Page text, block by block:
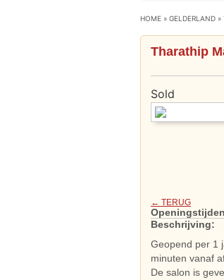
HOME » GELDERLAND »
Tharathip
Sold
← TERUG
Openingstijden
Beschrijving:
Geopend per 1
minuten vanaf
De salon is